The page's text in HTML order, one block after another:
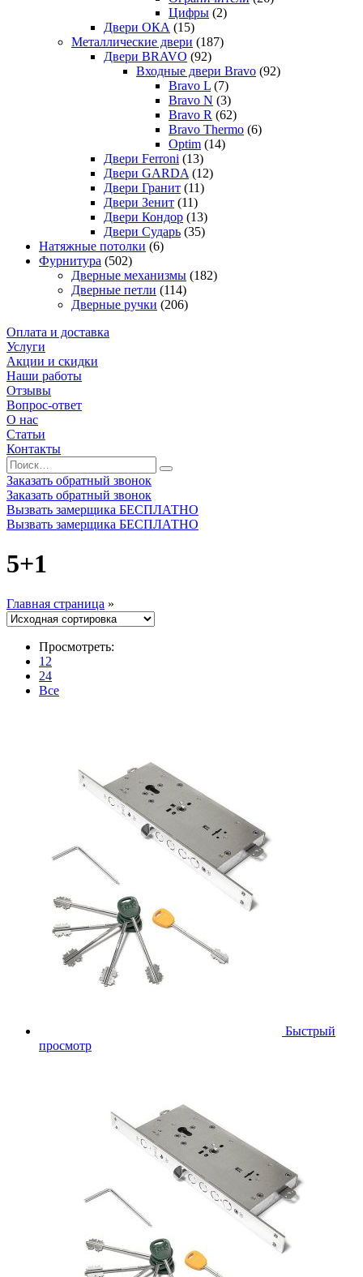
Цифры (2)
Двери ОКА (15)
Металлические двери (187)
Двери BRAVO (92)
Входные двери Bravo (92)
Bravo L (7)
Bravo N (3)
Bravo R (62)
Bravo Thermo (6)
Optim (14)
Двери Ferroni (13)
Двери GARDA (12)
Двери Гранит (11)
Двери Зенит (11)
Двери Кондор (13)
Двери Сударь (35)
Натяжные потолки (6)
Фурнитура (502)
Дверные механизмы (182)
Дверные петли (114)
Дверные ручки (206)
Оплата и доставка
Услуги
Акции и скидки
Наши работы
Отзывы
Вопрос-ответ
О нас
Статьи
Контакты
Заказать обратный звонок
Заказать обратный звонок
Вызвать замерщика БЕСПЛАТНО
Вызвать замерщика БЕСПЛАТНО
5+1
Главная страница »
Просмотреть:
12
24
Все
Быстрый
просмотр